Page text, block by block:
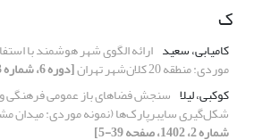
ک
کامیابی، سعید ارائه الگوی شهر هوشمند با
موردی: منطقه 20 کلان‌شهر تهران
[دوره 6، شماره 3، 1402، صفحه 99-115]
کوکبی، لیلا سنجش فضاهای باز عمومی فرهنگی
شکل‌گیری سایبرپارک‌ها (نمونه موردی: میدان
شماره 2، 1402، صفحه 39-5]